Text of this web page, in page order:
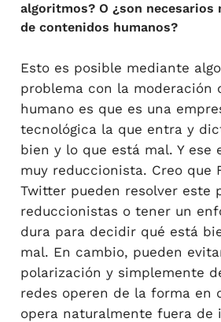
algoritmos? O ¿son necesarios
de contenidos humanos?
Esto es posible mediante
problema con la moderación
humano es que es una
tecnológica la que entra y
bien y lo que está mal. Y ese
muy reduccionista. Creo que
Twitter pueden resolver este
reduccionistas o tener un
dura para decidir qué está
mal. En cambio, pueden
polarización y simplemente
redes operen de la forma en
opera naturalmente fuera de